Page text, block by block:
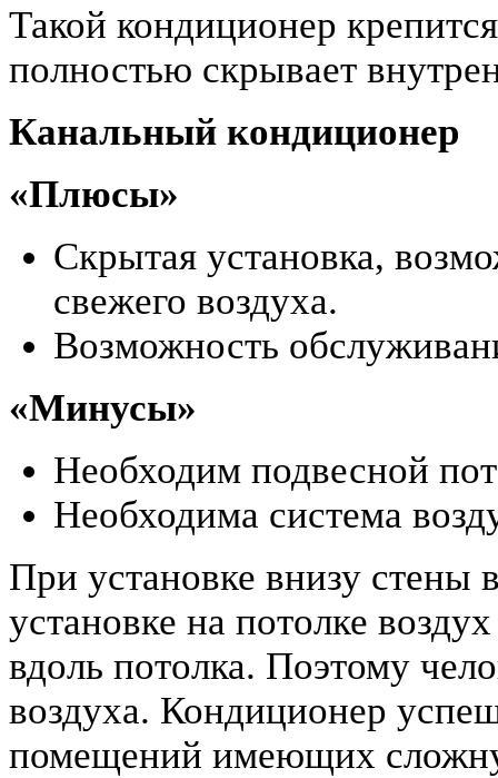
Такой кондиционер
полностью скрывает
Канальный кондиционер
«Плюсы»
Скрытая установка,
свежего воздуха.
Возможность
«Минусы»
Необходим подвесной
Необходима система
При установке внизу стены
установке на потолке
вдоль потолка. Поэтому
воздуха. Кондиционер
помещений имеющих